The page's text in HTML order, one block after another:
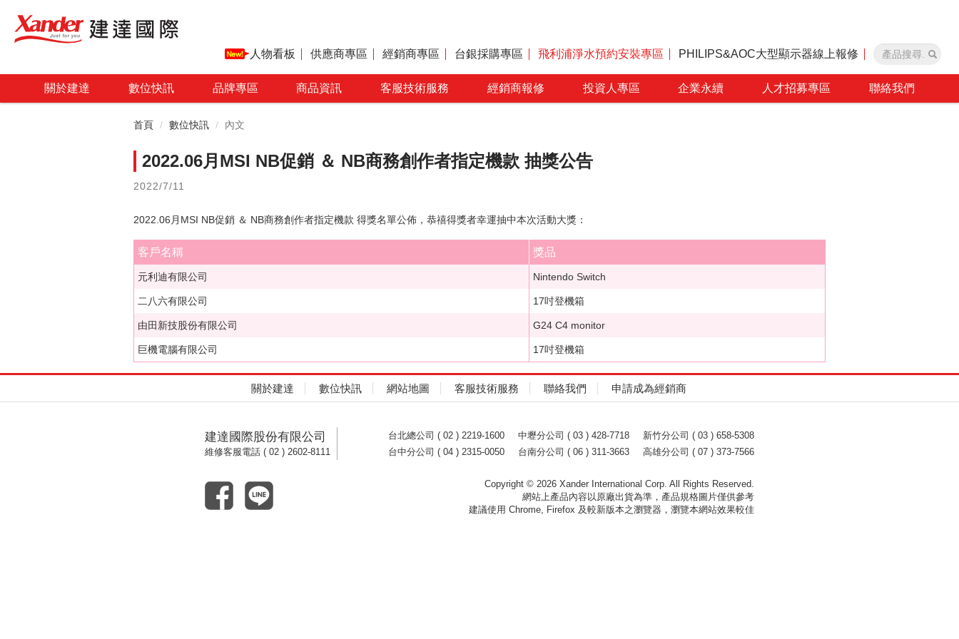
人物看板 供應商專區 經銷商專區 台銀採購專區 飛利浦淨水預約安裝專區 PHILIPS&AOC大型顯示器線上報修
關於建達 數位快訊 品牌專區 商品資訊 客服技術服務 經銷商報修 投資人專區 企業永續 人才招募專區 聯絡我們
首頁 數位快訊 內文
2022.06月MSI NB促銷 ＆ NB商務創作者指定機款 抽獎公告
2022/7/11
2022.06月MSI NB促銷 ＆ NB商務創作者指定機款 得獎名單公佈，恭禧得獎者幸運抽中本次活動大獎：
客戶名稱 獎品
元利迪有限公司 Nintendo Switch
二八六有限公司 17吋登機箱
由田新技股份有限公司 G24 C4 monitor
巨機電腦有限公司 17吋登機箱
關於建達 數位快訊 網站地圖 客服技術服務 聯絡我們 申請成為經銷商
建達國際股份有限公司
維修客服電話 ( 02 ) 2602-8111
台北總公司 ( 02 ) 2219-1600 中壢分公司 ( 03 ) 428-7718
新竹分公司 ( 03 ) 658-5308
台中分公司 ( 04 ) 2315-0050
台南分公司 ( 06 ) 311-3663 高雄分公司 ( 07 ) 373-7566
Copyright © 2026 Xander International Corp. All Rights Reserved.
網站上產品內容以原廠出貨為準，產品規格圖片僅供參考
建議使用 Chrome, Firefox 及較新版本之瀏覽器，瀏覽本網站效果較佳